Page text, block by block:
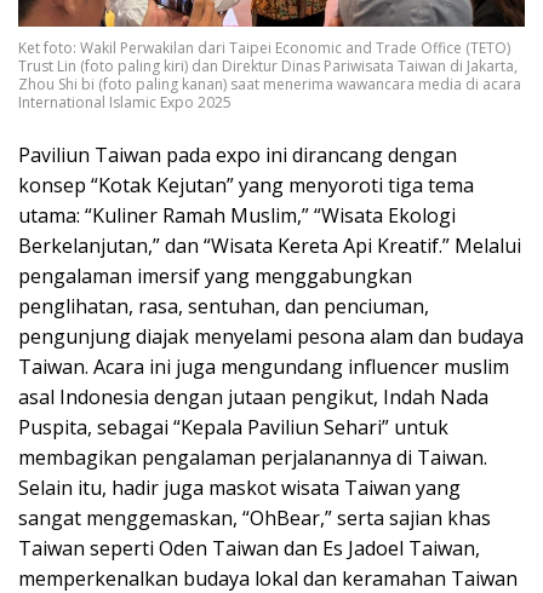
Ket foto: Wakil Perwakilan dari Taipei Economic and Trade Office (TETO)
Trust Lin (foto paling kiri) dan Direktur Dinas Pariwisata Taiwan di Jakarta,
Zhou Shi bi (foto paling kanan) saat menerima wawancara media di acara
International Islamic Expo 2025
Paviliun Taiwan pada expo ini dirancang dengan
konsep “Kotak Kejutan” yang menyoroti tiga tema
utama: “Kuliner Ramah Muslim,” “Wisata Ekologi
Berkelanjutan,” dan “Wisata Kereta Api Kreatif.” Melalui
pengalaman imersif yang menggabungkan
penglihatan, rasa, sentuhan, dan penciuman,
pengunjung diajak menyelami pesona alam dan budaya
Taiwan. Acara ini juga mengundang influencer muslim
asal Indonesia dengan jutaan pengikut, Indah Nada
Puspita, sebagai “Kepala Paviliun Sehari” untuk
membagikan pengalaman perjalanannya di Taiwan.
Selain itu, hadir juga maskot wisata Taiwan yang
sangat menggemaskan, “OhBear,” serta sajian khas
Taiwan seperti Oden Taiwan dan Es Jadoel Taiwan,
memperkenalkan budaya lokal dan keramahan Taiwan